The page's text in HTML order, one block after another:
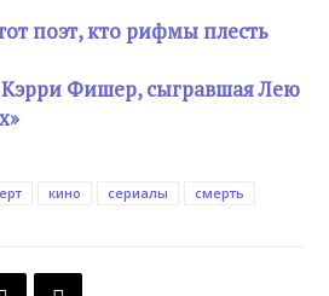
поэт, кто рифмы плесть
Кэрри Фишер, сыгравшая Лею
кино сериалы смерть